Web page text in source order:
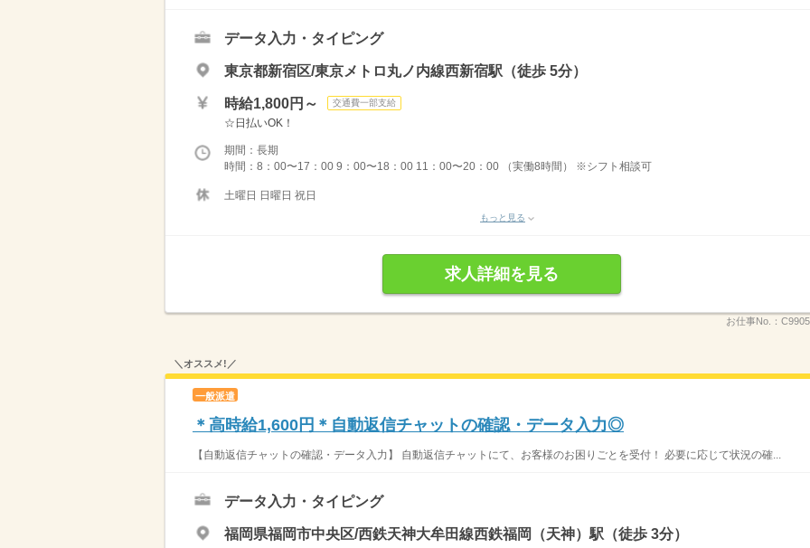
データ入力・タイピング
東京都新宿区/東京メトロ丸ノ内線西新宿駅（徒歩 5分）
時給1,800円～ 交通費一部支給
☆日払いOK！
期間：長期
時間：8：00〜17：00 9：00〜18：00 11：00〜20：00 （実働8時間） ※シフト相談可
土曜日 日曜日 祝日
もっと見る
求人詳細を見る
お仕事No.：
＼オススメ!／
一般派遣
＊高時給1,600円＊自動返信チャットの確認・データ入力◎
【自動返信チャットの確認・データ入力】 自動返信チャットにて、お客様のお困りごとを受付！ 必要に応じて状況の確...
データ入力・タイピング
福岡県福岡市中央区/西鉄天神大牟田線西鉄福岡（天神）駅（徒歩 3分）